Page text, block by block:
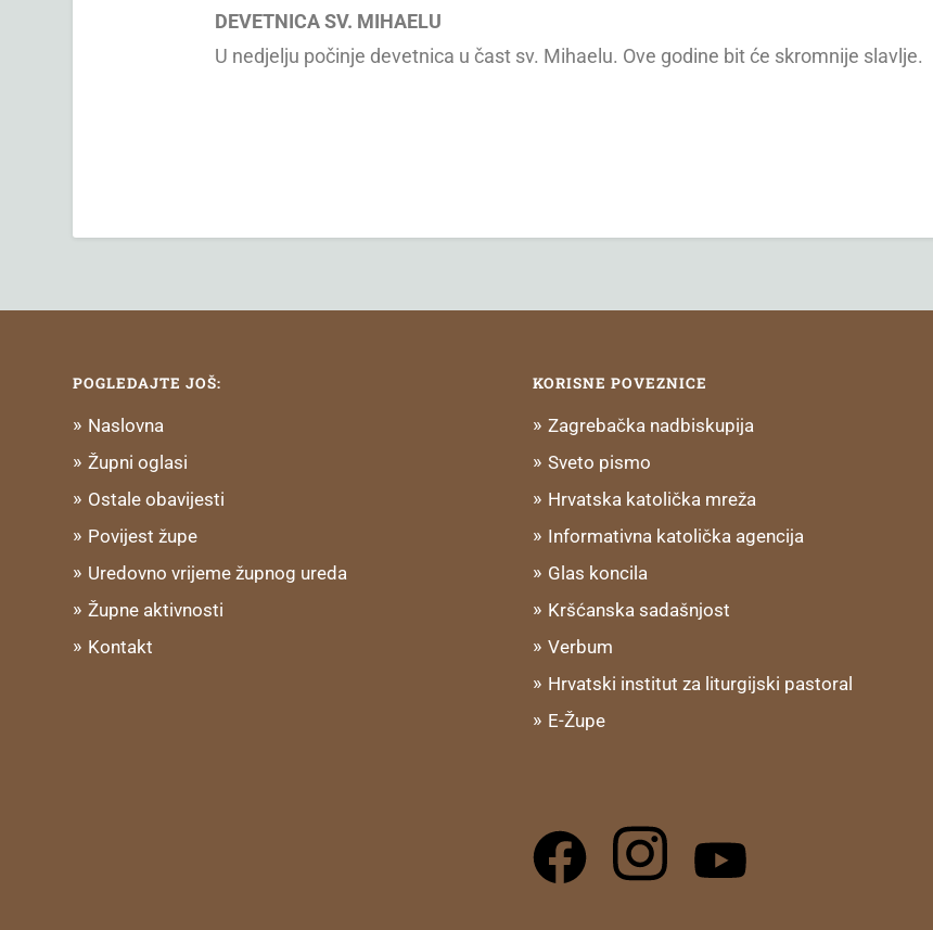
DEVETNICA SV. MIHAELU
U nedjelju počinje devetnica u čast sv. Mihaelu. Ove godine bit će skromnije slavlje.
POGLEDAJTE JOŠ:
Naslovna
Župni oglasi
Ostale obavijesti
Povijest župe
Uredovno vrijeme župnog ureda
Župne aktivnosti
Kontakt
KORISNE POVEZNICE
Zagrebačka nadbiskupija
Sveto pismo
Hrvatska katolička mreža
Informativna katolička agencija
Glas koncila
Kršćanska sadašnjost
Verbum
Hrvatski institut za liturgijski pastoral
E-Župe